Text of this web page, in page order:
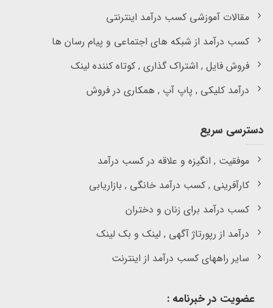
مقالات آموزشی کسب درآمد اینترنتی
کسب درآمد از شبکه های اجتماعی و پیام رسان ها
فروش فایل , اشتراک گذاری , کوتاه کننده لینک
درآمد کلیکی , پاپ آپ , همکاری در فروش
دسترسی سریع
موفقیت , انگیزه و علاقه در کسب درآمد
کارآفرینی , کسب درآمد خانگی , بازاریابی
کسب درآمد برای زنان و دختران
درآمد از رپورتاژ آگهی , لینک و بک لینک
سایر راههای کسب درآمد از اینترنت
عضویت در خبرنامه :